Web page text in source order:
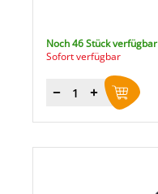
Noch 46 Stück verfügbar
Sofort verfügbar
Menge